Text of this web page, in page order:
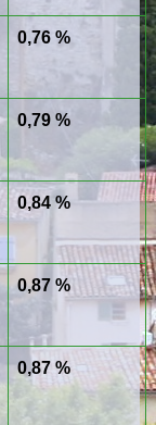
0,76 %
0,79 %
0,84 %
0,87 %
0,87 %